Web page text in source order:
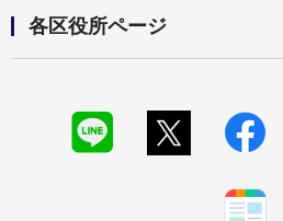
各区役所ページ